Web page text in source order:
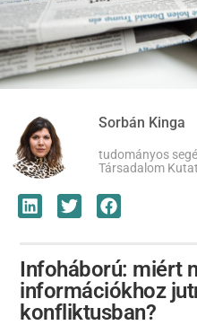
Sorbán Kinga
tudományos
Társadalom
Infoháború: miért
információkhoz
konfliktusban?